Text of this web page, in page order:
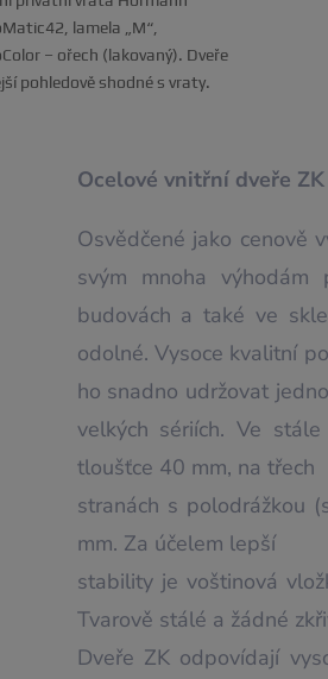
lamela „M“,
– ořech (lakovaný). Dveře
pohledově shodné s vraty.
Ocelové vnitřní dveře ZK
Osvědčené jako cenově
svým mnoha
budovách a také ve
odolné. Vysoce kvalitní
ho snadno udržovat
velkých sériích. Ve
tloušťce 40 mm, na třech
stranách s polodrážkou
mm. Za účelem lepší
stability je voštinová
Tvarově stálé a žádné
Dveře ZK odpovídají